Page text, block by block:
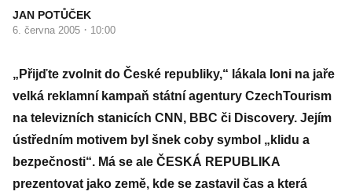
JAN POTŮČEK
6. června 2005 · 10:00
„Přijďte zvolnit do České republiky,“ lákala loni na jaře
velká reklamní kampaň státní agentury CzechTourism
na televizních stanicích CNN, BBC či Discovery. Jejím
ústředním motivem byl šnek coby symbol „klidu a
bezpečnosti“. Má se ale ČESKÁ REPUBLIKA
prezentovat jako země, kde se zastavil čas a která